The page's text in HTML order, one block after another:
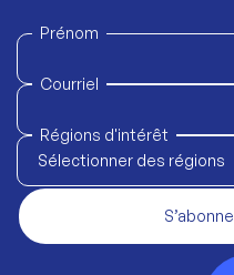
Prénom
Courriel
Régions d'intérêt
Sélectionner des régions